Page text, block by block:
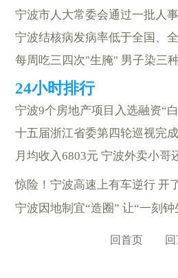
宁波市人大常委会通过一批人
宁波结核病发病率低于全国、
每周吃三四次"生腌" 男子染三
宁波9个房地产项目入选融资“
十五届浙江省委第四轮巡视完
惊险！宁波高速上有车逆行 开
宁波因地制宜“造圈” 让“一刻
回首页